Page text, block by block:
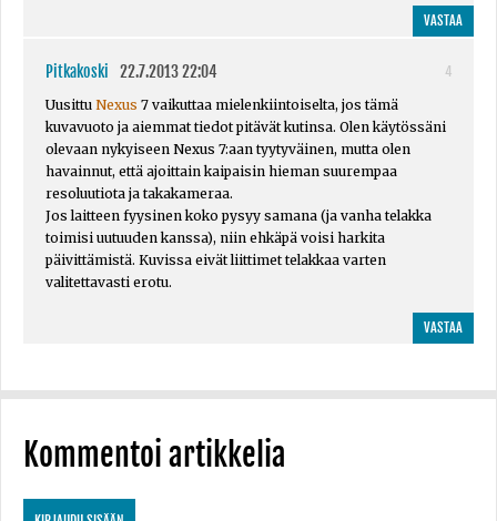
VASTAA
Pitkakoski 22.7.2013 22:04
4
Uusittu Nexus 7 vaikuttaa mielenkiintoiselta, jos tämä
kuvavuoto ja aiemmat tiedot pitävät kutinsa. Olen käytössäni
olevaan nykyiseen Nexus 7:aan tyytyväinen, mutta olen
havainnut, että ajoittain kaipaisin hieman suurempaa
resoluutiota ja takakameraa.
Jos laitteen fyysinen koko pysyy samana (ja vanha telakka
toimisi uutuuden kanssa), niin ehkäpä voisi harkita
päivittämistä. Kuvissa eivät liittimet telakkaa varten
valitettavasti erotu.
VASTAA
Kommentoi artikkelia